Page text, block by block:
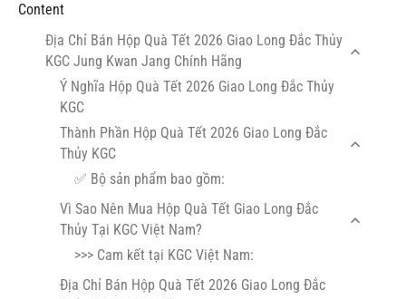
Content
Địa Chỉ Bán Hộp Quà Tết 2026 Giao Long Đắc Thủy
KGC Jung Kwan Jang Chính Hãng
Ý Nghĩa Hộp Quà Tết 2026 Giao Long Đắc Thủy
KGC
Thành Phần Hộp Quà Tết 2026 Giao Long Đắc
Thủy KGC
✅ Bộ sản phẩm bao gồm:
Vì Sao Nên Mua Hộp Quà Tết Giao Long Đắc
Thủy Tại KGC Việt Nam?
>>> Cam kết tại KGC Việt Nam:
Địa Chỉ Bán Hộp Quà Tết 2026 Giao Long Đắc